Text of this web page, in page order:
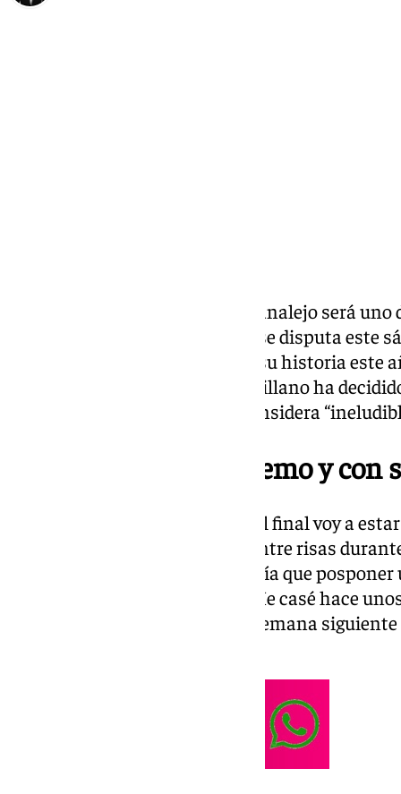
El deportista olímpico Jaime Canalejo será
la 59ª Regata Sevilla-Betis, que se disputa este
dársena del Guadalquivir. Pero su historia este
deportivo, pues este remero sevillano ha
para no faltar a una cita que considera
Compromiso con el remo y con
“Debería estar en Costa Rica y al final voy a
mi equipo”, confiesa Canalejo entre risas
“Sabía que la luna de miel la tenía que
regata no me la puedo perder. Me casé hace
primer momento sabía que la semana